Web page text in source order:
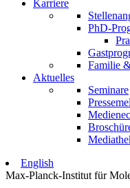
Karriere
PhD-
Familie
Aktuelles
Seminare
English
Max-Planck-Institut für